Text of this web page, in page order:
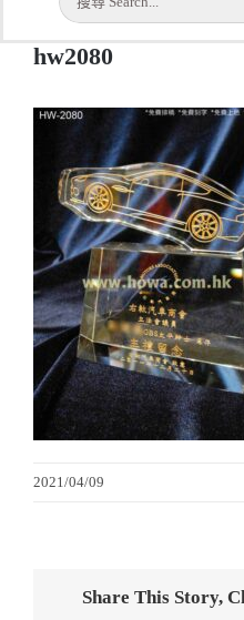
首頁
一天快取
實用系列
水晶獎座
金箔畫
意大利獎盃
旗座/旗桿
索
結
hw2080
2021/04/09
Share This Story,